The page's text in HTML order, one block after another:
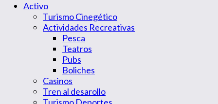
Activo
Turismo Cinegético
Actividades Recreativas
Pesca
Teatros
Pubs
Boliches
Casinos
Tren al desarollo